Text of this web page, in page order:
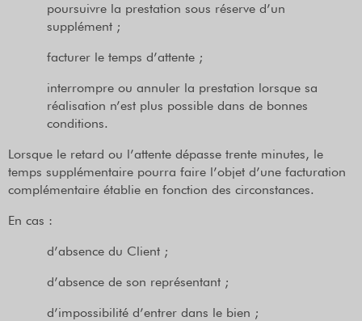
poursuivre la prestation sous réserve d’un
supplément ;
facturer le temps d’attente ;
interrompre ou annuler la prestation lorsque sa
réalisation n’est plus possible dans de bonnes
conditions.
Lorsque le retard ou l’attente dépasse trente minutes, le
temps supplémentaire pourra faire l’objet d’une facturation
complémentaire établie en fonction des circonstances.
En cas :
d’absence du Client ;
d’absence de son représentant ;
d’impossibilité d’entrer dans le bien ;